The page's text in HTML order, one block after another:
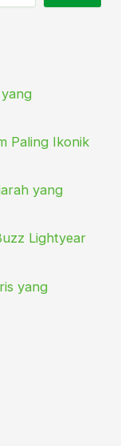
Paling Ikonik
yang
Lightyear
yang